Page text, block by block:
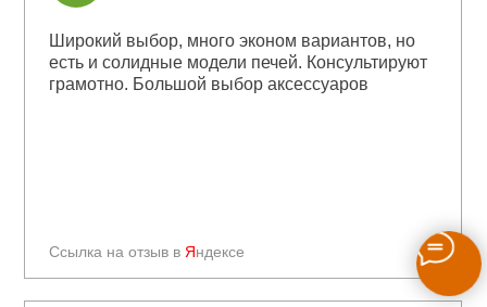
Ссылка на отзыв в Яндексе
Широкий выбор, много эконом вариантов, но
есть и солидные модели печей. Консультируют
грамотно. Большой выбор аксессуаров